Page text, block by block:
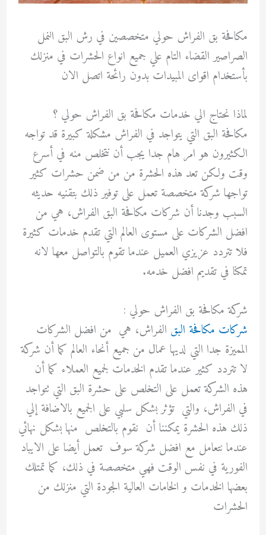
مكافحة بق الفراش حولي متخصصين في رش البق النمل
الصراصير القضاء التام علي جميع انواع الحشرات في منزلك
بأستخدام اقواى المبيدات بدون رائحة اتصل الان
لماذا نحتاج الي خدمات مكافحة بق الفراش حولي ؟
مكافحة البق التي يتواجد في الفراش مشكلة كبيرة قد تواجه
الكثيرون هو امر هام جدا يجب أن نتخلص منه في أسرع
وقت ولكن تعد هذه الحشرة من من ضمن حشرات كثير
تواجها شركة متخصصة تعمل على توفير ذلك بتقنيه حديثه
السبب وجدنا أن شركات مكافحة البق الفراش، هي من
افضل الشركات على مستوى العالم التي تقدم خدمات كثيرة
فلا تتردد عزيزي العميل عندما تقوم بالتواصل معها لانه
تمكنا في تقديم افضل خدمه.
شركة مكافحة بق الفراش حولي :
شركات مكافحة البق الفراش، هي من افضل الشركات
المميزة جدا التي لديها عمال من جميع أنحاء العالم كما أن شركة
لا تتردد كثير عندما تقدم الخدمات لجميع العملاء كما أن
هذه الشركة تعمل على التخلص على حشرة البق التي تتواجد
في الفراش، والتي تؤثر بشكل سلبي على الجميع بالاضافة إلي
ذلك هذه الحشرة يمكننا أن نقوم بالتخلص منها بشكل نهائي
عندما نتعامل مع افضل شركة سوف تعمل أيضا على الايباد
الفورية في نفس الوقت فهي متخصصة في ذلك، كما تمتلك
بعضها الخدمات و الخامات العالية الجودة التي منزلك من
الحشرات